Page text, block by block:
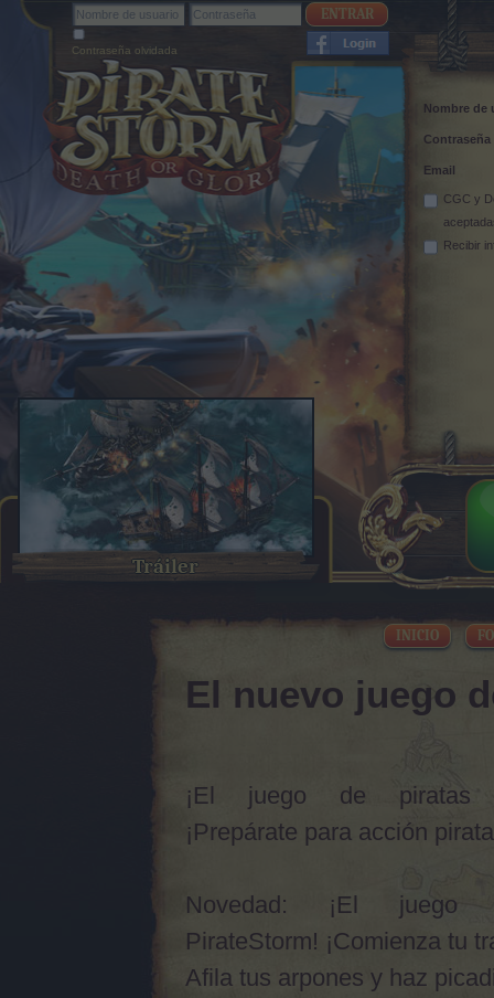
Contraseña olvidada
Nombre de
Contraseña
Email
CGC y
Recibir
Tráiler
INICIO
El nuevo juego
¡El juego de piratas
¡Prepárate para acción
Novedad: ¡El juego
PirateStorm! ¡Comienza tu
Afila tus arpones y haz